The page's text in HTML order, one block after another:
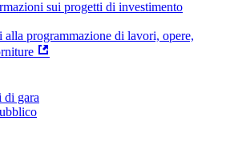
sui progetti di investimento
programmazione di lavori, opere,
di gara